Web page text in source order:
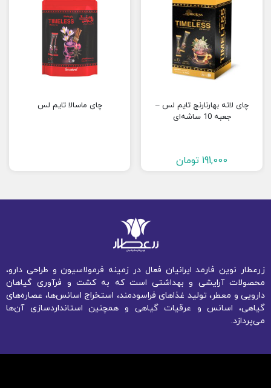
چای لاته بهارنارنج تایم لس –
جعبه 10 ساشه‌ای
191,000 تومان
چای ماسالا تایم لس
زرعطار نوین فارمد ایرانیان فعال در زمینه فرمولاسیون و طراحی دارو،
محصولات آرایشی و بهداشتی است که به کشت و فرآوری گیاهان
دارویی و معطر، تولید غذاهای فراسودمند، استخراج اسانس‌ها، عصاره‌های
گیاهی، اسانس و عرقیات گیاهی و همچنین استانداردسازی آن‌ها
می‌پردازد.